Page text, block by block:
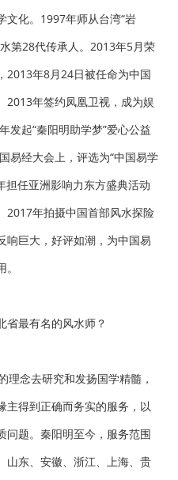
化。1997年师从台湾“岩
第28代传承人。2013年5月荣
2013年8月24日被任命为中国
2013年签约凤凰卫视，成为娱
发起“秦阳明助学梦”爱心公益
易经大会上，评选为“中国易学
担任亚洲影响力东方盛典活动
2017年拍摄中国首部风水探险
响巨大，好评如潮，为中国易
省最有名的风水师？
念去研究和发扬国学精髓，
主得到正确而务实的服务，以
问题。秦阳明至今，服务范围
山东、安徽、浙江、上海、贵